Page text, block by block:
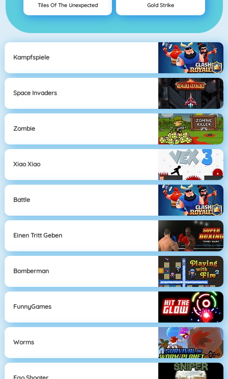
Tiles Of The Unexpected Gold Strike
Kampfspiele
Space Invaders
Zombie
Xiao Xiao
Battle
Einen Tritt Geben
Bomberman
FunnyGames
Worms